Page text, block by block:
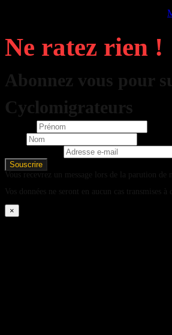
Ne ratez rien !
Abonnez vous pour
Cyclomigrateurs
Vous recevrez un message lors de la parution de
Vos données ne seront en aucun cas transmises à
×